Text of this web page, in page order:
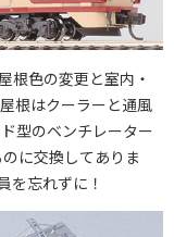
根色の変更と室内・
根はクーラーと通風
型のベンチレーター
に交換してありま
を忘れずに！